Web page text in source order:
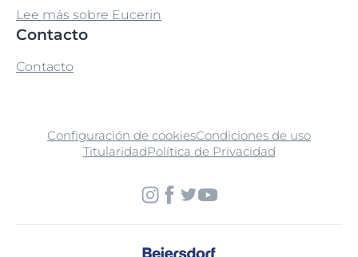
Lee más sobre Eucerin
Contacto
Contacto
Configuración de cookiesCondiciones de uso
TitularidadPolítica de Privacidad